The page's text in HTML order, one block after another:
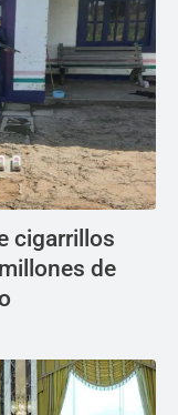
cigarrillos
de